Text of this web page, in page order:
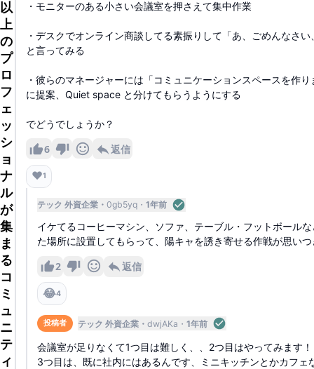
以
上
の
プ
ロ
フ
ェ
ッ
シ
ョ
ナ
ル
が
集
ま
る
コ
ミ
ュ
ニ
テ
ィ
・モニターのある小さい会議室を押さえて集中作業
・デスクでオンライン商談してる素振りして「あ、ごめんなさ
と言ってみる
・彼らのマネージャーには「コミュニケーションスペースを作
に提案、Quiet space と分けてもらうようにする
でどうでしょうか？
6 返信
❤️1
テック 外資企業 0gb5yq 1年前
イケてるコーヒーマシン、ソファ、テーブル・フットボール
た場所に設置してもらって、陽キャを誘き寄せる作戦が思い
2 返信
😂4
投稿者 テック 外資企業 dwjAKa 1年前
会議室が足りなくて1つ目は難しく、、2つ目はやってみます！
3つ目は、既に社内にはあるんです、ミニキッチンとかカフェ